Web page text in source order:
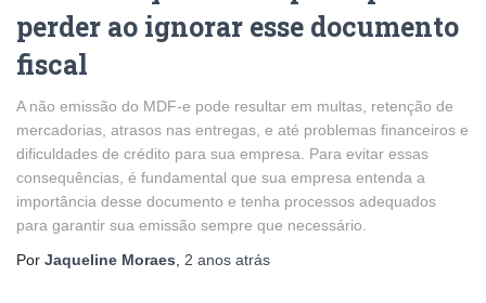
perder ao ignorar esse documento
fiscal
A não emissão do MDF-e pode resultar em multas, retenção de
mercadorias, atrasos nas entregas, e até problemas financeiros e
dificuldades de crédito para sua empresa. Para evitar essas
consequências, é fundamental que sua empresa entenda a
importância desse documento e tenha processos adequados
para garantir sua emissão sempre que necessário.
Por Jaqueline Moraes, 2 anos atrás